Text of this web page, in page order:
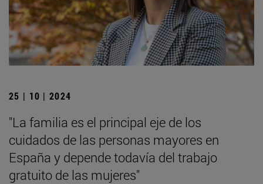
25 | 10 | 2024
"La familia es el principal eje de los
cuidados de las personas mayores en
España y depende todavía del trabajo
gratuito de las mujeres"